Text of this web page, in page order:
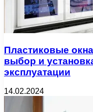
Пластиковые
выбор и
эксплуатации
14.02.2024